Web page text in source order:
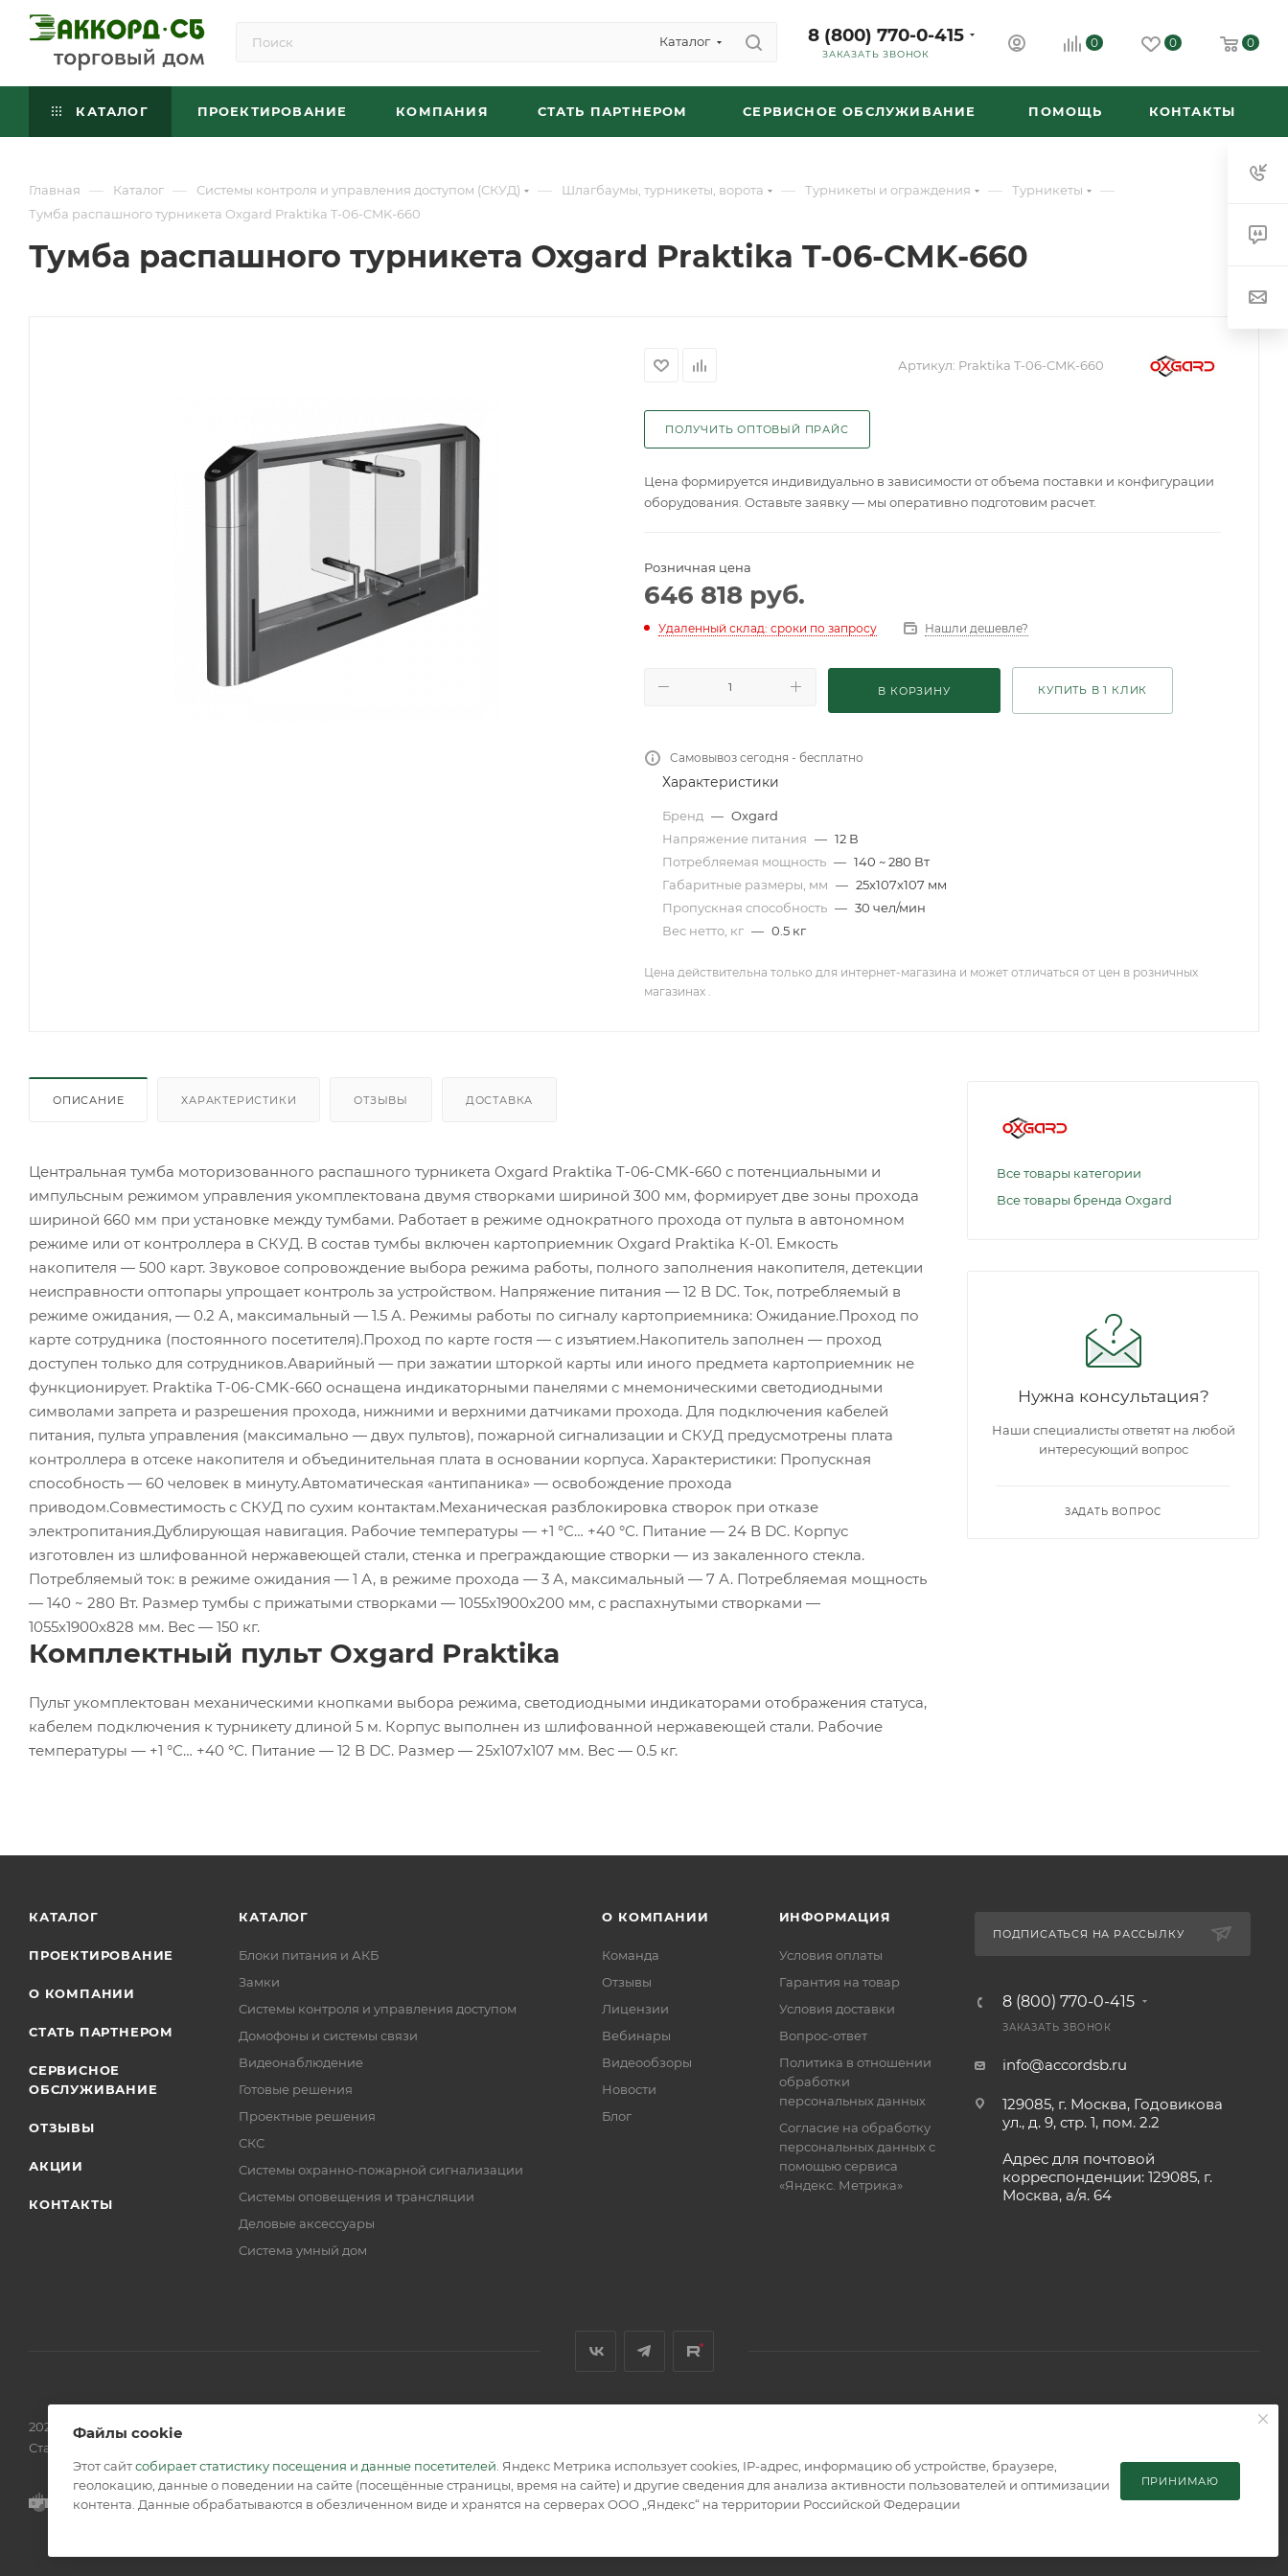
Каталог 8 (800) 770-0-415
ЗАКАЗАТЬ ЗВОНОК
0 0 0
КАТАЛОГ ПРОЕКТИРОВАНИЕ КОМПАНИЯ СТАТЬ ПАРТНЕРОМ СЕРВИСНОЕ ОБСЛУЖИВАНИЕ ПОМОЩЬ КОНТАКТЫ
Главная — Каталог — Системы контроля и управления доступом (СКУД) — Шлагбаумы, турникеты, ворота — Турникеты и ограждения — Турникеты —
Тумба распашного турникета Oxgard Praktika T-06-CMK-660
Тумба распашного турникета Oxgard Praktika T-06-CMK-660
Артикул: Praktika T-06-CMK-660
ПОЛУЧИТЬ ОПТОВЫЙ ПРАЙС
Цена формируется индивидуально в зависимости от объема поставки и конфигурации
оборудования. Оставьте заявку — мы оперативно подготовим расчет.
Розничная цена
646 818 руб.
Удаленный склад: сроки по запросу Нашли дешевле?
В КОРЗИНУ КУПИТЬ В 1 КЛИК
Самовывоз сегодня - бесплатно
Характеристики
Бренд — Oxgard
Напряжение питания — 12 В
Потребляемая мощность — 140 ~ 280 Вт
Габаритные размеры, мм — 25x107x107 мм
Пропускная способность — 30 чел/мин
Вес нетто, кг — 0.5 кг
Цена действительна только для интернет-магазина и может отличаться от цен в розничных
магазинах .
ОПИСАНИЕ ХАРАКТЕРИСТИКИ ОТЗЫВЫ ДОСТАВКА
Центральная тумба моторизованного распашного турникета Oxgard Praktika T-06-CMK-660 с потенциальными и
импульсным режимом управления укомплектована двумя створками шириной 300 мм, формирует две зоны прохода
шириной 660 мм при установке между тумбами. Работает в режиме однократного прохода от пульта в автономном
режиме или от контроллера в СКУД. В состав тумбы включен картоприемник Oxgard Praktika К-01. Емкость
накопителя — 500 карт. Звуковое сопровождение выбора режима работы, полного заполнения накопителя, детекции
неисправности оптопары упрощает контроль за устройством. Напряжение питания — 12 В DC. Ток, потребляемый в
режиме ожидания, — 0.2 А, максимальный — 1.5 А. Режимы работы по сигналу картоприемника: Ожидание.Проход по
карте сотрудника (постоянного посетителя).Проход по карте гостя — с изъятием.Накопитель заполнен — проход
доступен только для сотрудников.Аварийный — при зажатии шторкой карты или иного предмета картоприемник не
функционирует. Praktika T-06-CMK-660 оснащена индикаторными панелями с мнемоническими светодиодными
символами запрета и разрешения прохода, нижними и верхними датчиками прохода. Для подключения кабелей
питания, пульта управления (максимально — двух пультов), пожарной сигнализации и СКУД предусмотрены плата
контроллера в отсеке накопителя и объединительная плата в основании корпуса. Характеристики: Пропускная
способность — 60 человек в минуту.Автоматическая «антипаника» — освобождение прохода
приводом.Совместимость с СКУД по сухим контактам.Механическая разблокировка створок при отказе
электропитания.Дублирующая навигация. Рабочие температуры — +1 °С… +40 °С. Питание — 24 В DC. Корпус
изготовлен из шлифованной нержавеющей стали, стенка и преграждающие створки — из закаленного стекла.
Потребляемый ток: в режиме ожидания — 1 А, в режиме прохода — 3 А, максимальный — 7 А. Потребляемая мощность
— 140 ~ 280 Вт. Размер тумбы с прижатыми створками — 1055x1900x200 мм, с распахнутыми створками —
1055x1900x828 мм. Вес — 150 кг.
Комплектный пульт Oxgard Praktika
Пульт укомплектован механическими кнопками выбора режима, светодиодными индикаторами отображения статуса,
кабелем подключения к турникету длиной 5 м. Корпус выполнен из шлифованной нержавеющей стали. Рабочие
температуры — +1 °С… +40 °С. Питание — 12 В DC. Размер — 25x107x107 мм. Вес — 0.5 кг.
Все товары категории
Все товары бренда Oxgard
Нужна консультация?
Наши специалисты ответят на любой
интересующий вопрос
ЗАДАТЬ ВОПРОС
КАТАЛОГ
ПРОЕКТИРОВАНИЕ
О КОМПАНИИ
СТАТЬ ПАРТНЕРОМ
СЕРВИСНОЕ
ОБСЛУЖИВАНИЕ
ОТЗЫВЫ
АКЦИИ
КОНТАКТЫ
КАТАЛОГ
Блоки питания и АКБ
Замки
Системы контроля и управления доступом
Домофоны и системы связи
Видеонаблюдение
Готовые решения
Проектные решения
СКС
Системы охранно-пожарной сигнализации
Системы оповещения и трансляции
Деловые аксессуары
Система умный дом
О КОМПАНИИ
Команда
Отзывы
Лицензии
Вебинары
Видеообзоры
Новости
Блог
ИНФОРМАЦИЯ
Условия оплаты
Гарантия на товар
Условия доставки
Вопрос-ответ
Политика в отношении
обработки
персональных данных
Согласие на обработку
персональных данных с
помощью сервиса
«Яндекс. Метрика»
ПОДПИСАТЬСЯ НА РАССЫЛКУ
8 (800) 770-0-415
ЗАКАЗАТЬ ЗВОНОК
info@accordsb.ru
129085, г. Москва, Годовикова
ул., д. 9, стр. 1, пом. 2.2
Адрес для почтовой
корреспонденции: 129085, г.
Москва, а/я. 64
2026 © Обращаем Ваше внимание на то, что вся информация, размещенная на сайте, носит информационный характер и не является публичной офертой, определяемой положениями
Статьи 437 (2) ГК РФ.
Файлы cookie
Этот сайтсобирает статистику посещения и данные посетителей . Яндекс Метрика использует cookies, IP-адрес, информацию об устройстве, браузере,
геолокацию, данные о поведении на сайте (посещённые страницы, время на сайте) и другие сведения для анализа активности пользователей и оптимизации
контента. Данные обрабатываются в обезличенном виде и хранятся на серверах ООО „Яндекс“ на территории Российской Федерации
ПРИНИМАЮ